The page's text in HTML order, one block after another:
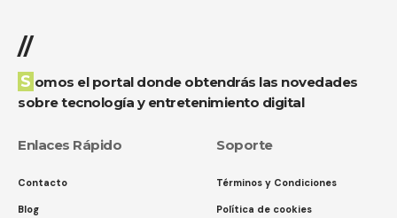
//
Somos el portal donde obtendrás las novedades
sobre tecnología y entretenimiento digital
Enlaces Rápido
Contacto
Blog
Soporte
Términos y Condiciones
Política de cookies